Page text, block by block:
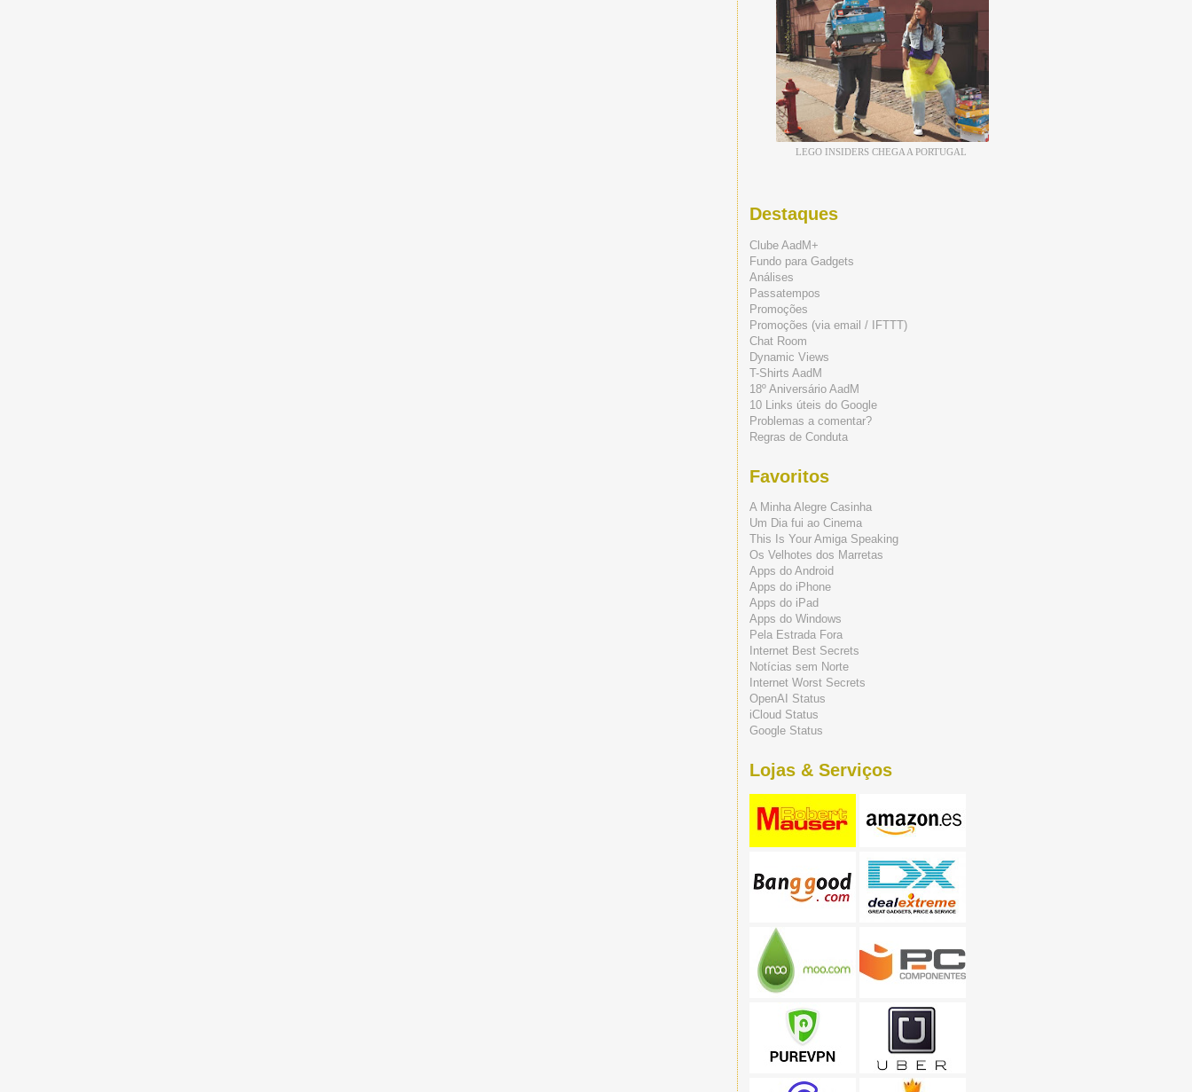
LEGO INSIDERS CHEGA A PORTUGAL
Destaques
Clube AadM+
Fundo para Gadgets
Análises
Passatempos
Promoções
Promoções (via email / IFTTT)
Chat Room
Dynamic Views
T-Shirts AadM
18º Aniversário AadM
10 Links úteis do Google
Problemas a comentar?
Regras de Conduta
Favoritos
A Minha Alegre Casinha
Um Dia fui ao Cinema
This Is Your Amiga Speaking
Os Velhotes dos Marretas
Apps do Android
Apps do iPhone
Apps do iPad
Apps do Windows
Pela Estrada Fora
Internet Best Secrets
Notícias sem Norte
Internet Worst Secrets
OpenAI Status
iCloud Status
Google Status
Lojas & Serviços